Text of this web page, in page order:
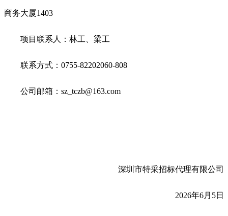
商务大厦1403
项目联系人：林工、梁工
联系方式：0755-82202060-808
公司邮箱：sz_tczb@163.com
深圳市特采招标代理有限公司
2026年6月5日